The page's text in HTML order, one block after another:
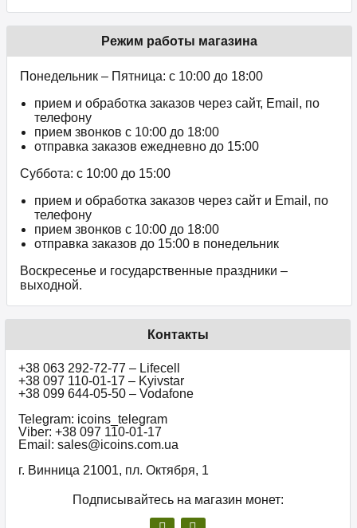
Режим работы магазина
Понедельник – Пятница: с 10:00 до 18:00
прием и обработка заказов через сайт, Email, по
телефону
прием звонков c 10:00 до 18:00
отправка заказов ежедневно до 15:00
Суббота: с 10:00 до 15:00
прием и обработка заказов через сайт и Email, по
телефону
прием звонков c 10:00 до 18:00
отправка заказов до 15:00 в понедельник
Воскресенье и государственные праздники –
выходной.
Контакты
+38 063 292-72-77 – Lifecell
+38 097 110-01-17 – Kyivstar
+38 099 644-05-50 – Vodafone
Telegram: icoins_telegram
Viber: +38 097 110-01-17
Email: sales@icoins.com.ua
г. Винница 21001, пл. Октября, 1
Подписывайтесь на магазин монет: